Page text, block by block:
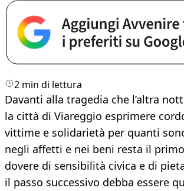
2 min di lettura
Davanti alla tragedia che l’altra
la città di Viareggio esprimere
vittime e solidarietà per quanti
negli affetti e nei beni resta il
dovere di sensibilità civica e di
il passo successivo debba essere